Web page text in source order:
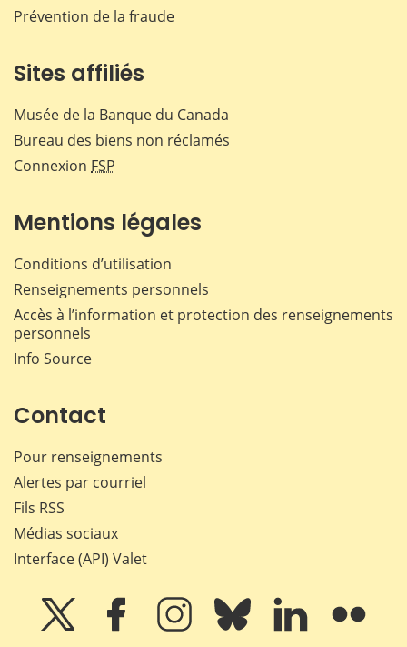
Prévention de la fraude
Sites affiliés
Musée de la Banque du Canada
Bureau des biens non réclamés
Connexion FSP
Mentions légales
Conditions d’utilisation
Renseignements personnels
Accès à l’information et protection des renseignements
personnels
Info Source
Contact
Pour renseignements
Alertes par courriel
Fils RSS
Médias sociaux
Interface (API) Valet